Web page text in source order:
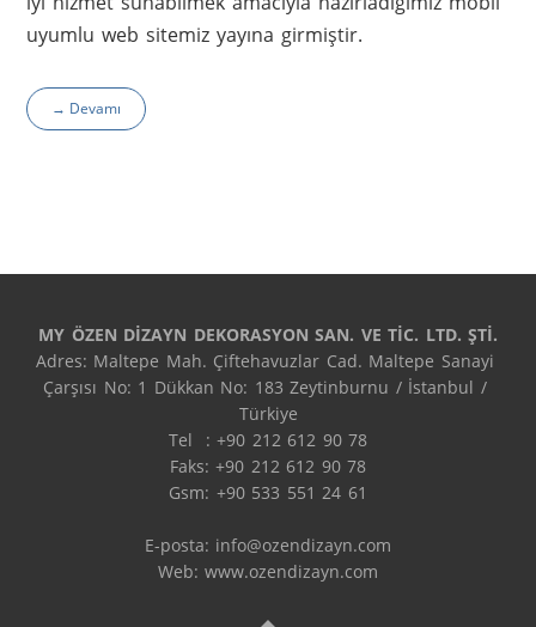
uyumlu web sitemiz yayına girmiştir.
→ Devamı
MY ÖZEN DİZAYN DEKORASYON SAN. VE TİC. LTD. ŞTİ.
Adres: Maltepe Mah. Çiftehavuzlar Cad. Maltepe Sanayi
Çarşısı No: 1 Dükkan No: 183 Zeytinburnu / İstanbul /
Türkiye
Tel  : +90 212 612 90 78
Faks: +90 212 612 90 78
Gsm: +90 533 551 24 61
E-posta: info@ozendizayn.com
Web: www.ozendizayn.com